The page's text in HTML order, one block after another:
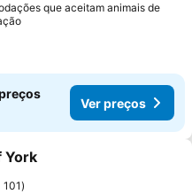
que aceitam animais de
Ver preços
aos favoritos
York
101